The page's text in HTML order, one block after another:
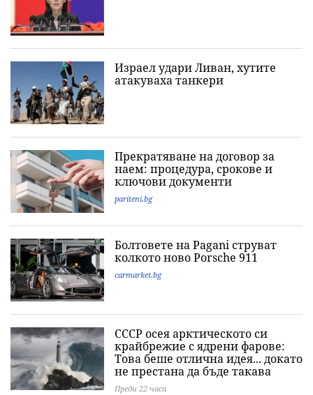
Израел удари Ливан, хутите
атакуваха танкери
Прекратяване на договор за
наем: процедура, срокове и
ключови документи
pariteni.bg
Болтовете на Pagani струват
колкото ново Porsche 911
carmarket.bg
СССР осея арктическото си
крайбрежие с ядрени фарове:
Това беше отлична идея... докато
не престана да бъде такава
Преди 22 часа